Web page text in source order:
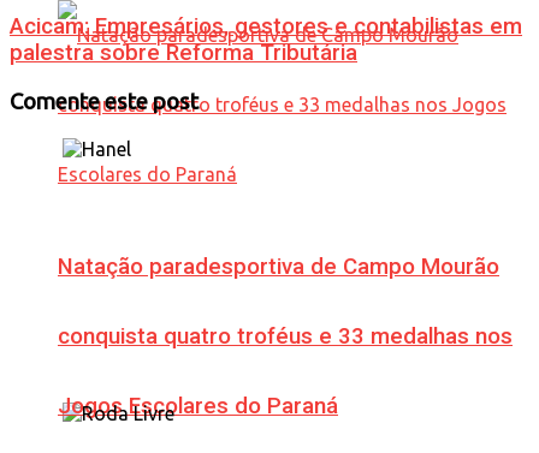
Natação paradesportiva de Campo Mourão
conquista quatro troféus e 33 medalhas nos
Jogos Escolares do Paraná
Acicam: Empresários, gestores e contabilistas em
palestra sobre Reforma Tributária
Comente este post